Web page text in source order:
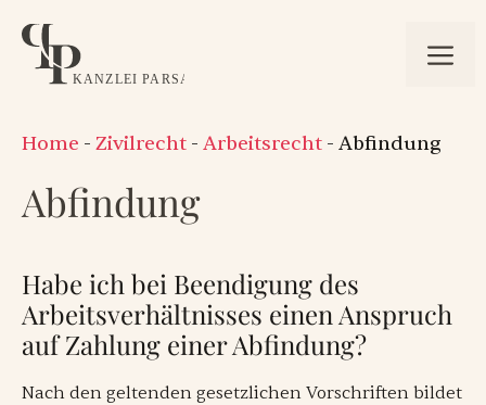
Inhalt
springen
Home - Zivilrecht - Arbeitsrecht - Abfindung
Abfindung
Habe ich bei Beendigung des
Arbeitsverhältnisses einen Anspruch
auf Zahlung einer Abfindung?
Nach den geltenden gesetzlichen Vorschriften bildet